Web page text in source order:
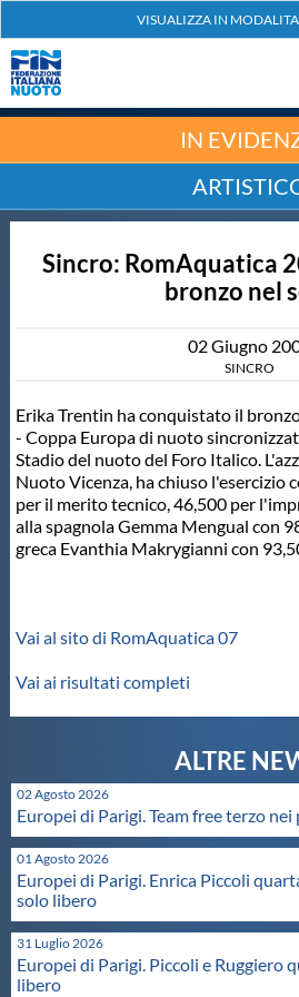
Nuoto
Tuffi
Salvamento
Master
GUG
Propaganda
Centri Federali
Area Legislativa
IN
Sincro: RomAquatica
bronzo nel
02Giugno
SINCRO
Erika Trentin ha conquistato il
- Coppa Europa di nuoto
Stadio del nuoto del Foro Italico.
Nuoto Vicenza, ha chiuso l'esercizio
per il merito tecnico, 46,500 per
alla spagnola Gemma Mengual con
greca Evanthia Makrygianni con
Vai al sito di RomAquatica 07
Vai ai risultati completi
02 Agosto 2026
Europei di Parigi. Team free terzo
01 Agosto 2026
Europei di Parigi. Enrica Piccoli
solo libero
31 Luglio 2026
Europei di Parigi. Piccoli e Ruggiero
libero